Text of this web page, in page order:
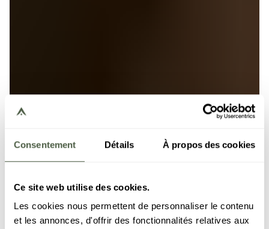
Consentement Détails À propos des cookies
Ce site web utilise des cookies.
Les cookies nous permettent de personnaliser le contenu
et les annonces, d'offrir des fonctionnalités relatives aux